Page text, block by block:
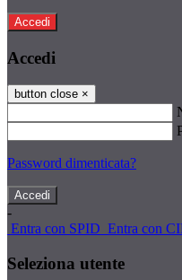
Accedi
Accedi
button close ×
Password dimenticata?
-
Entra con SPID Entra con
Seleziona utente